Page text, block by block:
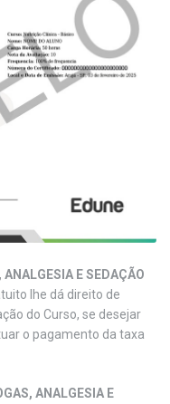
E SEDAÇÃO
lhe dá direito de
do Curso, se desejar
o pagamento da taxa
ANALGESIA E